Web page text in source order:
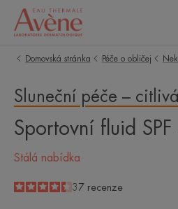
Domovská stránka Péče o obličej
Sluneční péče –
Sportovní fluid
Stálá nabídka
4.4
/
5
37 recenze